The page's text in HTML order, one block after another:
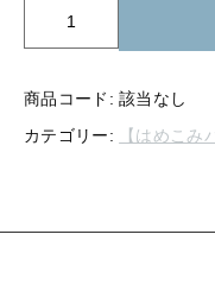
版
21.5mm
商品コード:該当なし
カテゴリー:
【はめこ
【留め金具】 タ
【留め金具】 ス
【留め金具】 ル
【留め金具】 ス
【留め
【留め金
【留